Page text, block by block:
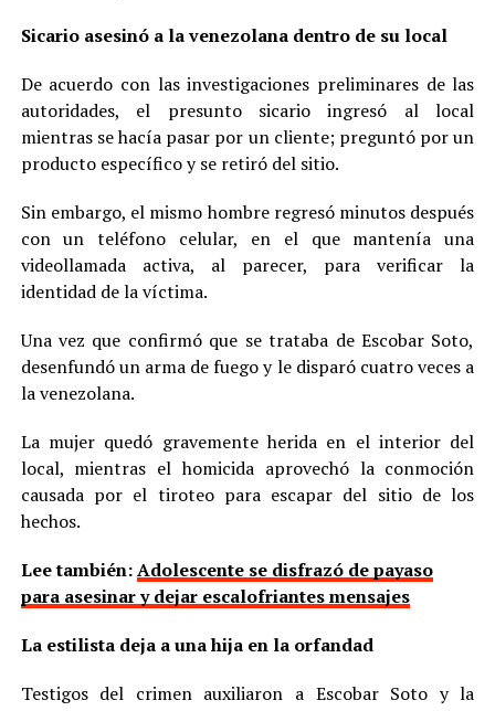
Sicario asesinó a la venezolana dentro de su local
De acuerdo con las investigaciones preliminares de las
autoridades, el presunto sicario ingresó al local
mientras se hacía pasar por un cliente; preguntó por un
producto específico y se retiró del sitio.
Sin embargo, el mismo hombre regresó minutos después
con un teléfono celular, en el que mantenía una
videollamada activa, al parecer, para verificar la
identidad de la víctima.
Una vez que confirmó que se trataba de Escobar Soto,
desenfundó un arma de fuego y le disparó cuatro veces a
la venezolana.
La mujer quedó gravemente herida en el interior del
local, mientras el homicida aprovechó la conmoción
causada por el tiroteo para escapar del sitio de los
hechos.
Lee también:Adolescente se disfrazó de payaso
para asesinar y dejar escalofriantes mensajes
La estilista deja a una hija en la orfandad
Testigos del crimen auxiliaron a Escobar Soto y la